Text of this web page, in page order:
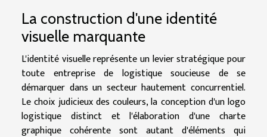
La construction d'une identité
visuelle marquante
L'identité visuelle représente un levier stratégique pour
toute entreprise de logistique soucieuse de se
démarquer dans un secteur hautement concurrentiel.
Le choix judicieux des couleurs, la conception d'un logo
logistique distinct et l'élaboration d'une charte
graphique cohérente sont autant d'éléments qui